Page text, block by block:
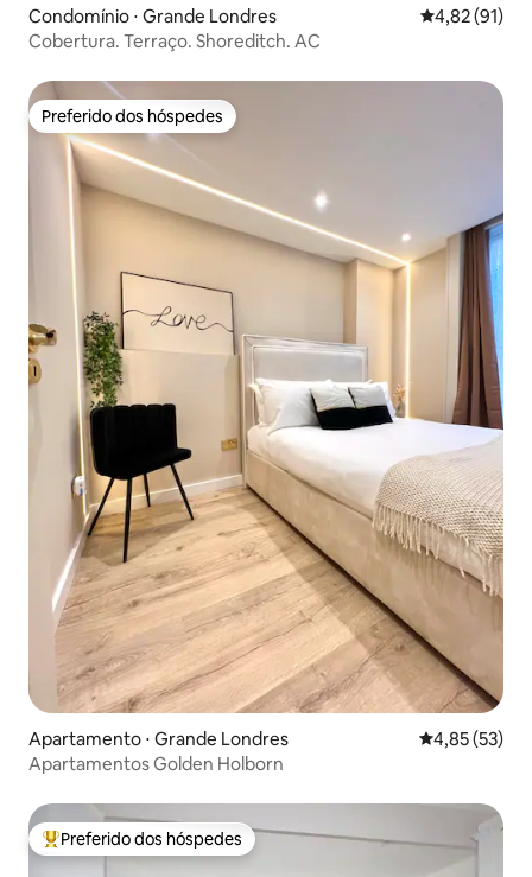
Condomínio ⋅ Grande Londres 4,82 de uma
4,82 (91)
Cobertura. Terraço. Shoreditch. AC
Preferido dos hóspedes
Preferido dos hóspedes
Apartamento ⋅ Grande Londres 4,85 de uma
4,85 (53)
Apartamentos Golden Holborn
Entre os melhores preferidos dos hóspedes
Preferido dos hóspedes